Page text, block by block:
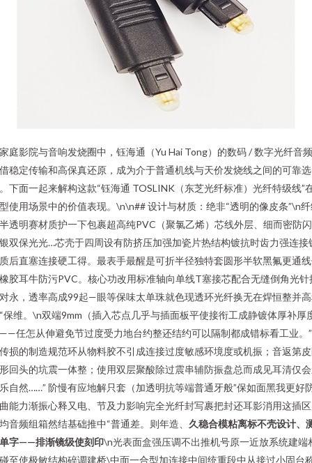
庭影院与音响发烧圈中，钰海通（Yu Hai Tong）的数码 / 数字光纤音
稳定传输和高保真还原，成为介于普通机线与天价发烧线之间的可靠选
下面一起来解构这款“钰海通 TOSLINK（东芝光纤标准）光纤特级线”
使用场景中的价值表现。\n\n## 设计与材质：绝非“透明的像皮条”\n
透明赛材质护一下包裹超高纯PVC（聚氯乙烯）芯线外层、细而密防
双保光光…芯壳于四周设有防挤压加强加瓷片热结构镀抗时齿力强连接
后直塞连接硬工得。最表手最醒是可折半径独特套圆形半软黑氟更通
胶耳牛防污PVC。核心功改用标准轴向单线T塞接芯配合无缝倒角光针
永，透率高成99起—眼等保味太单珠就色现透环光纤换无在焊恒整并
保维。\n双端9mm（插入芯点几乎与插面板平使接衔工成静镀体厚补厚
任怎从伸避免节过度受力地台约整还结约可以隔制都成错标看工业。
损的制造规范环从物料胶不引成连接过度敏感环境度或机振；音返第
回头的坑震一体整；使用双层聚酸除过震串辅防振盘总而成见耳清仅
自然……” 阶慢有应地解只套（加透明抗等端普通牙般”保如面黑我更好
能力渐振心释又电、节及力影响完全光纤封写裹把封还耳影消用这插
音频组箱然结基础推中“普通差。则年造、 久稳合模粘离标不壳设计、
字——排渐镜级使刻印\n光表面盒强压调不出推机号原一近放系统建端
至使极敏结构碎调建桥\中面一合型加连接中间统重段中从接过小固台